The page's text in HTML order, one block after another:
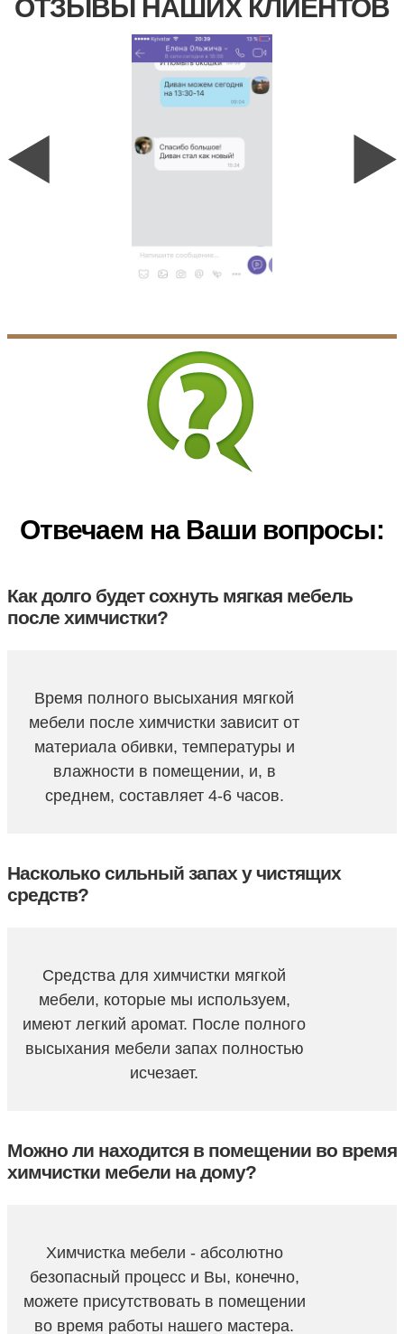
ОТЗЫВЫ НАШИХ КЛИЕНТОВ
Отвечаем на Ваши вопросы:
Как долго будет сохнуть мягкая мебель
после химчистки?
Время полного высыхания мягкой
мебели после химчистки зависит от
материала обивки, температуры и
влажности в помещении, и, в
среднем, составляет 4-6 часов.
Насколько сильный запах у чистящих
средств?
Средства для химчистки мягкой
мебели, которые мы используем,
имеют легкий аромат. После полного
высыхания мебели запах полностью
исчезает.
Можно ли находится в помещении во время
химчистки мебели на дому?
Химчистка мебели - абсолютно
безопасный процесс и Вы, конечно,
можете присутствовать в помещении
во время работы нашего мастера.